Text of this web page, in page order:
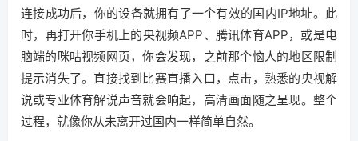
连接成功后，你的设备就拥有了一个有效的国内IP地址。此
时，再打开你手机上的央视频APP、腾讯体育APP，或是电
脑端的咪咕视频网页，你会发现，之前那个恼人的地区限制
提示消失了。直接找到比赛直播入口，点击，熟悉的央视解
说或专业体育解说声音就会响起，高清画面随之呈现。整个
过程，就像你从未离开过国内一样简单自然。